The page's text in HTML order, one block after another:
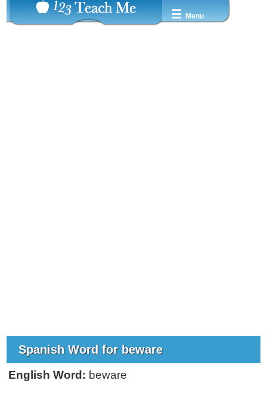
☰ Menu
Spanish Word for beware
English Word: beware